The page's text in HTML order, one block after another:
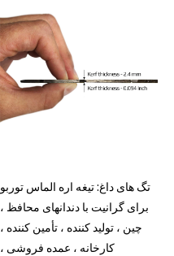
تگ های داغ: تیغه اره الماس توربو
برای گرانیت با دندانهای محافظ ،
چین ، تولید کننده ، تأمین کننده ،
کارخانه ، عمده فروشی ،